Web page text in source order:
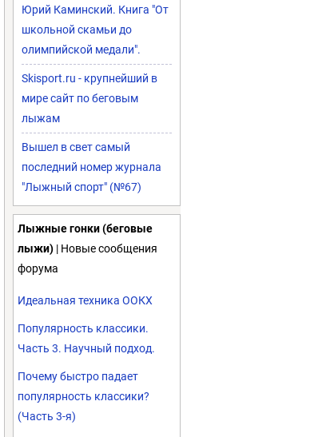
Юрий Каминский. Книга "От
школьной скамьи до
олимпийской медали".
Skisport.ru - крупнейший в
мире сайт по беговым
лыжам
Вышел в свет самый
последний номер журнала
"Лыжный спорт" (№67)
Лыжные гонки (беговые
лыжи) | Новые сообщения
форума
Идеальная техника ООКХ
Популярность классики.
Часть 3. Научный подход.
Почему быстро падает
популярность классики?
(Часть 3-я)